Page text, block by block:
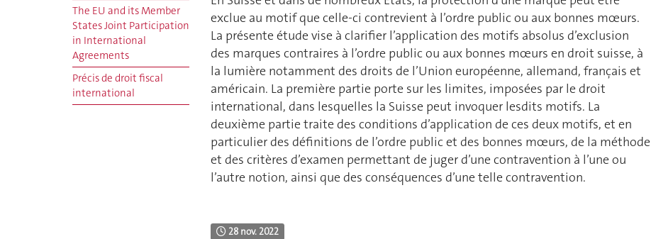
The EU and its Member
States Joint Participation
in International
Agreements
Précis de droit fiscal
international
exclue au motif que celle-ci contrevient à l’ordre public ou aux bonnes mœurs.
La présente étude vise à clarifier l’application des motifs absolus d’exclusion
des marques contraires à l’ordre public ou aux bonnes mœurs en droit suisse, à
la lumière notamment des droits de l’Union européenne, allemand, français et
américain. La première partie porte sur les limites, imposées par le droit
international, dans lesquelles la Suisse peut invoquer lesdits motifs. La
deuxième partie traite des conditions d’application de ces deux motifs, et en
particulier des définitions de l’ordre public et des bonnes mœurs, de la méthode
et des critères d’examen permettant de juger d’une contravention à l’une ou
l’autre notion, ainsi que des conséquences d’une telle contravention.
28 nov. 2022